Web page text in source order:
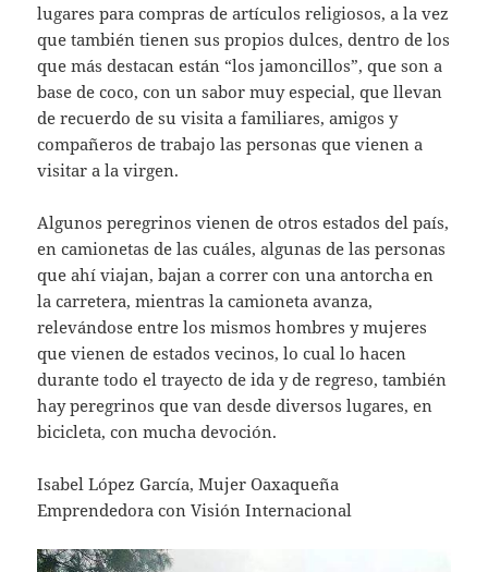
lugares para compras de artículos religiosos, a la vez
que también tienen sus propios dulces, dentro de los
que más destacan están “los jamoncillos”, que son a
base de coco, con un sabor muy especial, que llevan
de recuerdo de su visita a familiares, amigos y
compañeros de trabajo las personas que vienen a
visitar a la virgen.
Algunos peregrinos vienen de otros estados del país,
en camionetas de las cuáles, algunas de las personas
que ahí viajan, bajan a correr con una antorcha en
la carretera, mientras la camioneta avanza,
relevándose entre los mismos hombres y mujeres
que vienen de estados vecinos, lo cual lo hacen
durante todo el trayecto de ida y de regreso, también
hay peregrinos que van desde diversos lugares, en
bicicleta, con mucha devoción.
Isabel López García, Mujer Oaxaqueña
Emprendedora con Visión Internacional